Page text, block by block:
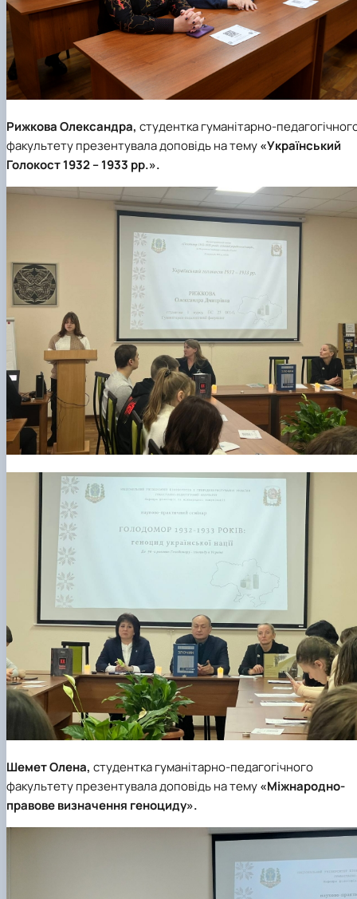
Рижкова Олександра, студентка гуманітарно-
факультету презентувала доповідь на тему«Український
Голокост 1932 – 1933 рр.».
Шемет Олена, студентка гуманітарно-педагогічного
факультету презентувала доповідь на тему«Міжнародно-
правове визначення геноциду».